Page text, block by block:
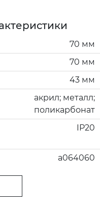
70 мм
70 мм
43 мм
акрил; металл;
поликарбонат
IP20
a064060